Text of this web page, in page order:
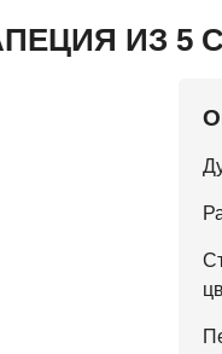
ИЗ 5